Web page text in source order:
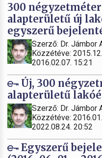
300
alapterületű új
egyszerű
Szerző: Dr. Jámbor
Közzétéve:
2016.02.07. 15:21
Új, 300
alapterületű
Szerző: Dr. Jámbor
Közzétéve:
2022.08.24. 20:52
Egyszerű